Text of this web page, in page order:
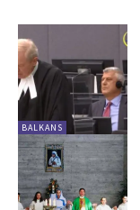
BALKANS